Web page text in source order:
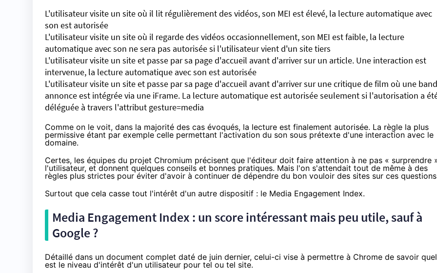
L'utilisateur visite un site où il lit régulièrement des vidéos, son MEI est élevé, la lecture automatique avec
son est autorisée
L'utilisateur visite un site où il regarde des vidéos occasionnellement, son MEI est faible, la lecture
automatique avec son ne sera pas autorisée si l'utilisateur vient d'un site tiers
L'utilisateur visite un site et passe par sa page d'accueil avant d'arriver sur un article. Une interaction est
intervenue, la lecture automatique avec son est autorisée
L'utilisateur visite un site et passe par sa page d'accueil avant d'arriver sur une critique de film où une
annonce est intégrée via une iFrame. La lecture automatique est autorisée seulement si l'autorisation a
déléguée à travers l'attribut gesture=media
Comme on le voit, dans la majorité des cas évoqués, la lecture est finalement autorisée. La règle la plus
permissive étant par exemple celle permettant l'activation du son sous prétexte d'une interaction avec le
domaine.
Certes, les équipes du projet Chromium précisent que l'éditeur doit faire attention à ne pas « surprendre
l'utilisateur, et donnent quelques conseils et bonnes pratiques. Mais l'on s'attendait tout de même à des
règles plus strictes pour éviter d'avoir à continuer de dépendre du bon vouloir des sites sur ces
Surtout que cela casse tout l'intérêt d'un autre dispositif : le Media Engagement Index.
Media Engagement Index : un score intéressant mais peu utile, sauf à
Google ?
Détaillé dans un document complet daté de juin dernier, celui-ci vise à permettre à Chrome de savoir quel
est le niveau d'intérêt d'un utilisateur pour tel ou tel site.